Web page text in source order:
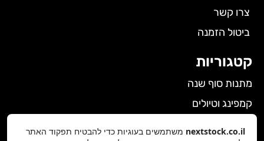
צרו קשר
ביטול הזמנה
קטגוריות
מתנות סוף שנה
קמפינג וטיולים
nextstock.co.il משתמשים בעוגיות כדי להבטיח תפקוד האתר